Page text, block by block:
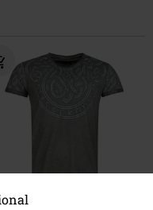
%
Exclusivité